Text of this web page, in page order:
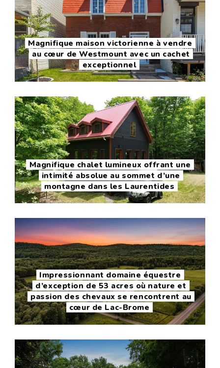
Magnifique maison victorienne à vendre
au cœur de Westmount avec un cachet
exceptionnel
Magnifique chalet lumineux offrant une
intimité absolue au sommet d’une
montagne dans les Laurentides
Impressionnant domaine équestre
d’exception de 53 acres où nature et
passion des chevaux se rencontrent au
cœur de Lac-Brome